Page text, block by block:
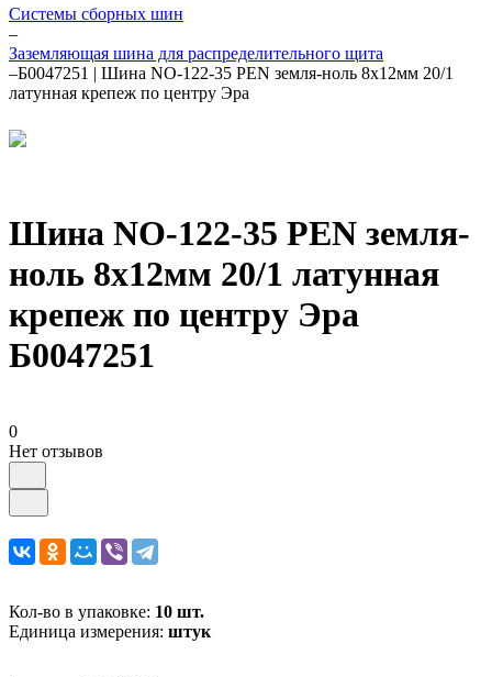
Системы сборных шин
–
Заземляющая шина для распределительного щита
–Б0047251 | Шина NO-122-35 PEN земля-ноль 8х12мм 20/1
латунная крепеж по центру Эра
Шина NO-122-35 PEN земля-
ноль 8х12мм 20/1 латунная
крепеж по центру Эра
Б0047251
0
Нет отзывов
Кол-во в упаковке: 10 шт.
Единица измерения: штук